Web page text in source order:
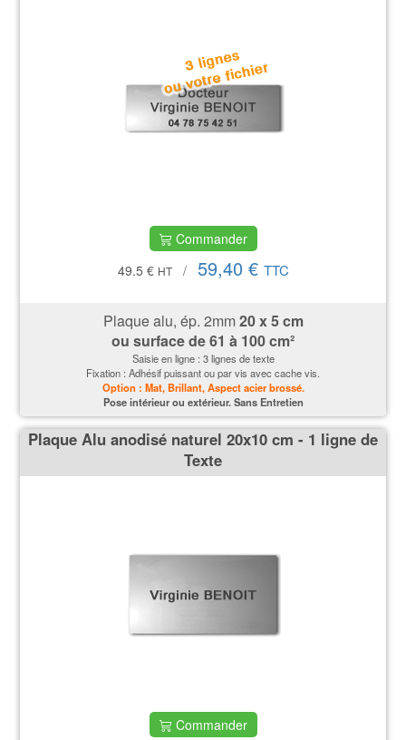
Commander
49.5 € HT / 59,40 € TTC
Plaque alu, ép. 2mm20 x 5 cm
ou surface de 61 à 100 cm²
Saisie en ligne : 3 lignes de texte
Fixation : Adhésif puissant ou par vis avec cache vis.
Option : Mat, Brillant, Aspect acier brossé.
Pose intérieur ou extérieur. Sans Entretien
Plaque Alu anodisé naturel 20x10 cm - 1 ligne de
Texte
Commander